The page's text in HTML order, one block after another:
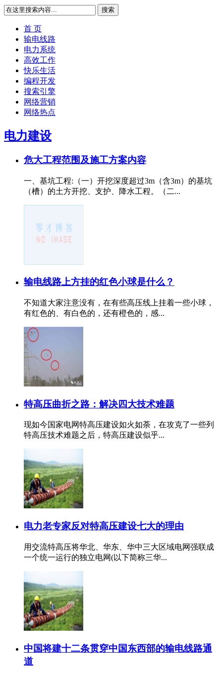
搜索
首 页
输电线路
电力系统
高效工作
快乐生活
编程开发
搜索引擎
网络营销
网络热点
电力建设
危大工程范围及施工方案内容
一、基坑工程:（一）开挖深度超过3m（含3m）的基坑
（槽）的土方开挖、支护、降水工程。（二...
输电线路上方挂的红色小球是什么？
不知道大家注意没有，在有些高压线上挂着一些小球，
有红色的、有白色的，还有橙色的，感...
特高压曲折之路：解决四大技术难题
现如今国家电网特高压建设如火如荼，在攻克了一些列
特高压技术难题之后，特高压建设似乎...
电力老专家反对特高压建设七大的理由
用交流特高压将华北、华东、华中三大区域电网强联成
一个统一运行的独立电网(以下简称三华...
中国将建十二条贯穿中国东西部的输电线路通
道